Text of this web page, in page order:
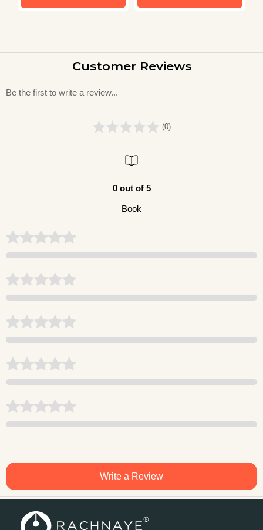
Customer Reviews
Be the first to write a review...
(0)
0 out of 5
Book
Write a Review